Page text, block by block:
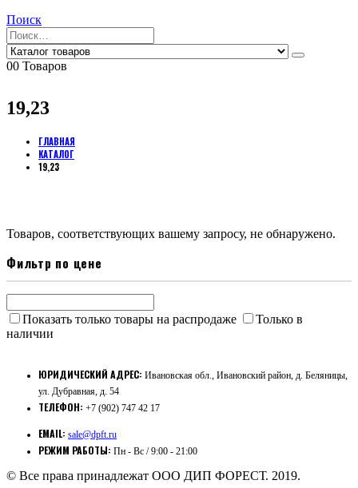
Поиск
00 Товаров
19,23
ГЛАВНАЯ
КАТАЛОГ
19,23
Товаров, соответствующих вашему запросу, не обнаружено.
Фильтр по цене
Показать только товары на распродаже
Только в
наличии
ЮРИДИЧЕСКИЙ АДРЕС: Ивановская обл., Ивановский район, д. Беляницы,
ул. Дубравная, д. 54
ТЕЛЕФОН: +7 (902) 747 42 17
EMAIL: sale@dpft.ru
РЕЖИМ РАБОТЫ: Пн - Вс / 9:00 - 21:00
© Все права принадлежат ООО ДИП ФОРЕСТ. 2019.